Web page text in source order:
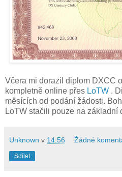
Včera mi dorazil diplom DXCC
kompletně online přes LoTW .
měsících od podání žádosti.
LoTW stačili pouze na základní
Unknown v 14:56 Žádné
Sdílet